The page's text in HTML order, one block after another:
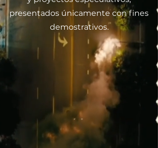
presentados únicamente con fines
demostrativos.